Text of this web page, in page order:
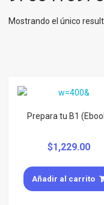
Mostrando el único
Prepara tu B1
$1,229.00
Añadir al carrito